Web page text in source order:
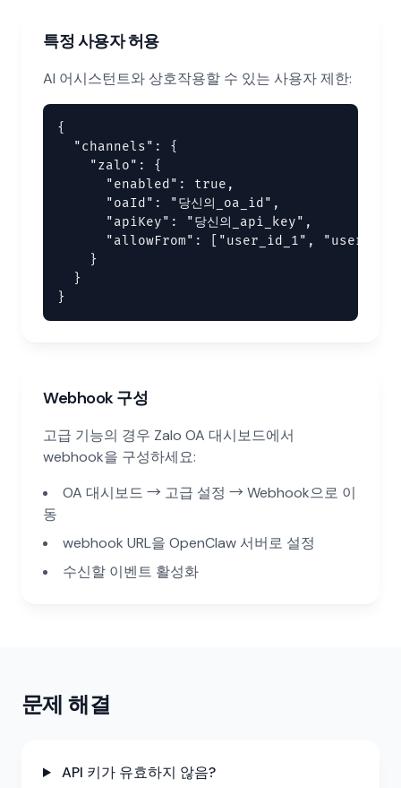
특정 사용자 허용
AI 어시스턴트와 상호작용할 수 있는 사용자 제한:
{
  "channels": {
    "zalo": {
      "enabled": true,
      "oaId": "당신의_oa_id",
      "apiKey": "당신의_api_key",
"allowFrom": ["user_id_1",
    }
  }
}
Webhook 구성
고급 기능의 경우 Zalo OA 대시보드에서
webhook을 구성하세요:
OA 대시보드 → 고급 설정 → Webhook으로 이
동
webhook URL을 OpenClaw 서버로 설정
수신할 이벤트 활성화
문제 해결
API 키가 유효하지 않음?